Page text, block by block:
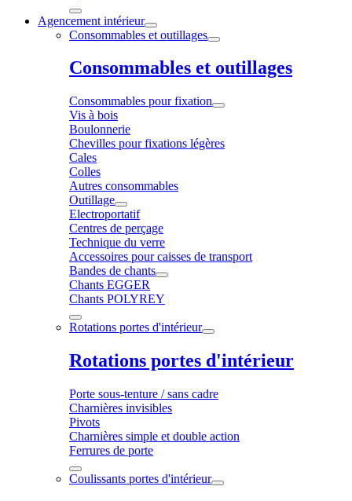
Agencement intérieur
Consommables et outillages
Consommables et outillages
Consommables pour fixation
Vis à bois
Boulonnerie
Chevilles pour fixations légères
Cales
Colles
Autres consommables
Outillage
Electroportatif
Centres de perçage
Technique du verre
Accessoires pour caisses de transport
Bandes de chants
Chants EGGER
Chants POLYREY
Rotations portes d'intérieur
Rotations portes d'intérieur
Porte sous-tenture / sans cadre
Charnières invisibles
Pivots
Charnières simple et double action
Ferrures de porte
Coulissants portes d'intérieur